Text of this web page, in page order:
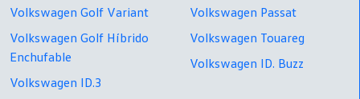
Volkswagen Golf Variant
Volkswagen Golf Híbrido
Enchufable
Volkswagen ID.3
Volkswagen Passat
Volkswagen Touareg
Volkswagen ID. Buzz